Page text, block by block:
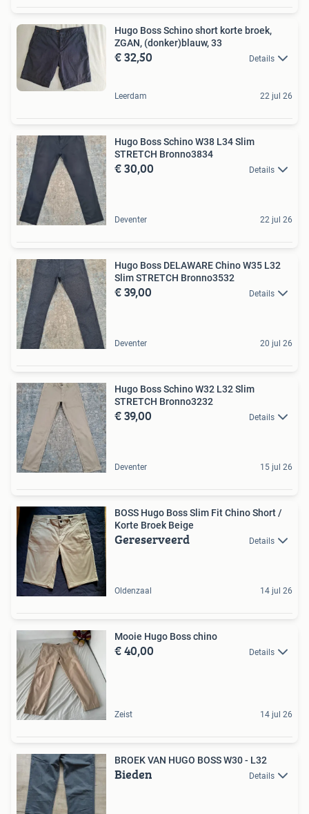
Hugo Boss Schino short korte broek,
ZGAN, (donker)blauw, 33
€ 32,50 Details
Leerdam 22 jul 26
Hugo Boss Schino W38 L34 Slim
STRETCH Bronno3834
€ 30,00 Details
Deventer 22 jul 26
Hugo Boss DELAWARE Chino W35 L32
Slim STRETCH Bronno3532
€ 39,00 Details
Deventer 20 jul 26
Hugo Boss Schino W32 L32 Slim
STRETCH Bronno3232
€ 39,00 Details
Deventer 15 jul 26
BOSS Hugo Boss Slim Fit Chino Short /
Korte Broek Beige
Gereserveerd Details
Oldenzaal 14 jul 26
Mooie Hugo Boss chino
€ 40,00 Details
Zeist 14 jul 26
BROEK VAN HUGO BOSS W30 - L32
Bieden Details